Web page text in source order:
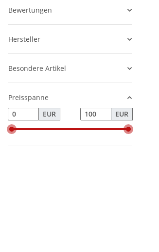
Bewertungen
Hersteller
Besondere Artikel
Preisspanne
EUR
EUR